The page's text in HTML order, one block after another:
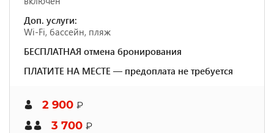
Доп. услуги:
Wi-Fi, бассейн, пляж
БЕСПЛАТНАЯ отмена бронирования
ПЛАТИТЕ НА МЕСТЕ — предоплата не требуется
2 900 ₽
3 700 ₽